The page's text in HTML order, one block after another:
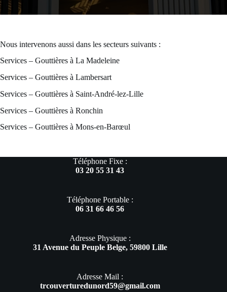
Nous intervenons aussi dans les secteurs suivants :
Services – Gouttières à La Madeleine
Services – Gouttières à Lambersart
Services – Gouttières à Saint-André-lez-Lille
Services – Gouttières à Ronchin
Services – Gouttières à Mons-en-Barœul
Téléphone Fixe :
03 20 55 31 43
Téléphone Portable :
06 31 66 46 56
Adresse Physique :
31 Avenue du Peuple Belge, 59800 Lille
Adresse Mail :
trcouverturedunord59@gmail.com